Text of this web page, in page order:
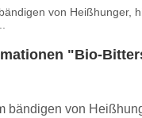
von Heißhunger,
"Bio-
bändigen von